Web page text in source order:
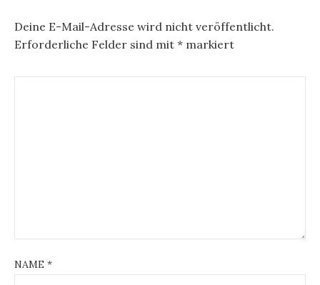
Deine E-Mail-Adresse wird nicht veröffentlicht.
Erforderliche Felder sind mit * markiert
NAME *